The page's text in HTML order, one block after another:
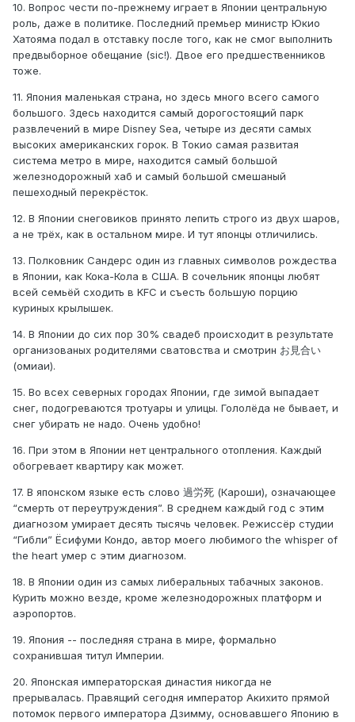
10. Вопрос чести по-прежнему играет в Японии центральную
роль, даже в политике. Последний премьер министр Юкио
Хатояма подал в отставку после того, как не смог выполнить
предвыборное обещание (sic!). Двое его предшественников
тоже.
11. Япония маленькая страна, но здесь много всего самого
большого. Здесь находится самый дорогостоящий парк
развлечений в мире Disney Sea, четыре из десяти самых
высоких американских горок. В Токио самая развитая
система метро в мире, находится самый большой
железнодорожный хаб и самый большой смешаный
пешеходный перекрёсток.
12. В Японии снеговиков принято лепить строго из двух шаров,
а не трёх, как в остальном мире. И тут японцы отличились.
13. Полковник Сандерс один из главных символов рождества
в Японии, как Кока-Кола в США. В сочельник японцы любят
всей семьёй сходить в KFC и съесть большую порцию
куриных крылышек.
14. В Японии до сих пор 30% свадеб происходит в результате
организованых родителями сватовства и смотрин お見合い
(омиаи).
15. Во всех северных городах Японии, где зимой выпадает
снег, подогреваются тротуары и улицы. Гололёда не бывает, и
снег убирать не надо. Очень удобно!
16. При этом в Японии нет центрального отопления. Каждый
обогревает квартиру как может.
17. В японском языке есть слово 過労死 (Кароши), означающее
“смерть от переутруждения”. В среднем каждый год с этим
диагнозом умирает десять тысячь человек. Режиссёр студии
“Гибли” Ёсифуми Кондо, автор моего любимого the whisper of
the heart умер с этим диагнозом.
18. В Японии один из самых либеральных табачных законов.
Курить можно везде, кроме железнодорожных платформ и
аэропортов.
19. Япония -- последняя страна в мире, формально
сохранившая титул Империи.
20. Японская императорская династия никогда не
прерывалась. Правящий сегодня император Акихито прямой
потомок первого императора Дзимму, основавшего Японию в